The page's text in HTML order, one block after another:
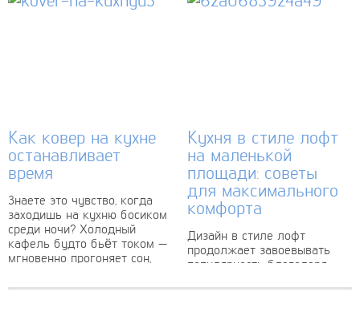
Как ковер на кухне
останавливает
время
Знаете это чувство, когда
заходишь на кухню босиком
среди ночи? Холодный
кафель будто бьёт током —
мгновенно прогоняет сон,
А утром, наоборот,...
Кухня в стиле лофт
на маленькой
площади: советы
для максимального
комфорта
Дизайн в стиле лофт
продолжает завоевывать
популярность благодаря
минимализму и эстетике.